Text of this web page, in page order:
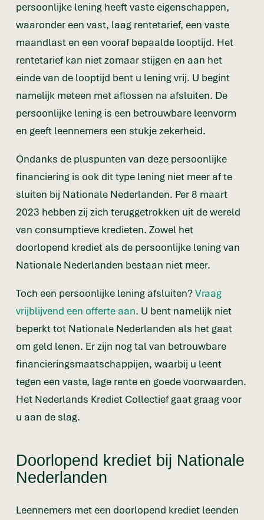
persoonlijke lening heeft vaste eigenschappen,
waaronder een vast, laag rentetarief, een vaste
maandlast en een vooraf bepaalde looptijd. Het
rentetarief kan niet zomaar stijgen en aan het
einde van de looptijd bent u lening vrij. U begint
namelijk meteen met aflossen na afsluiten. De
persoonlijke lening is een betrouwbare leenvorm
en geeft leennemers een stukje zekerheid.
Ondanks de pluspunten van deze persoonlijke
financiering is ook dit type lening niet meer af te
sluiten bij Nationale Nederlanden. Per 8 maart
2023 hebben zij zich teruggetrokken uit de wereld
van consumptieve kredieten. Zowel het
doorlopend krediet als de persoonlijke lening van
Nationale Nederlanden bestaan niet meer.
Toch een persoonlijke lening afsluiten?Vraag
vrijblijvend een offerte aan. U bent namelijk niet
beperkt tot Nationale Nederlanden als het gaat
om geld lenen. Er zijn nog tal van betrouwbare
financieringsmaatschappijen, waarbij u leent
tegen een vaste, lage rente en goede voorwaarden.
Het Nederlands Krediet Collectief gaat graag voor
u aan de slag.
Doorlopend krediet bij Nationale
Nederlanden
Leennemers met een doorlopend krediet leenden